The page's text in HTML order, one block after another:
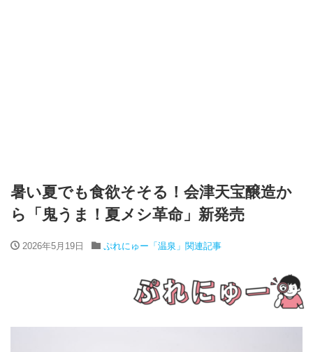
暑い夏でも食欲そそる！会津天宝醸造か
ら「鬼うま！夏メシ革命」新発売
2026年5月19日 ぷれにゅー「温泉」関連記事